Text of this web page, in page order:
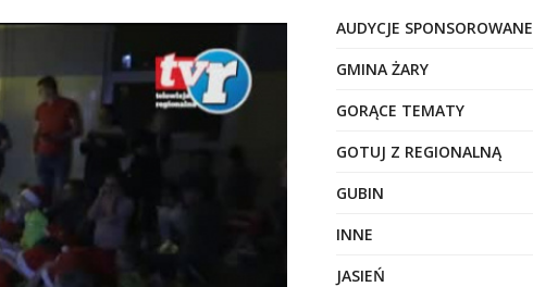
AUDYCJE SPONSOROWANE
GMINA ŻARY
GORĄCE TEMATY
GOTUJ Z REGIONALNĄ
GUBIN
INNE
JASIEŃ